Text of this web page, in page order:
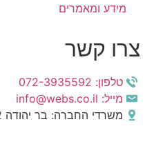
מידע ומאמרים
צרו קשר
טלפון: 072-3935592
מייל: info@webs.co.il
משרדי החברה: בר יהודה 52, נשר